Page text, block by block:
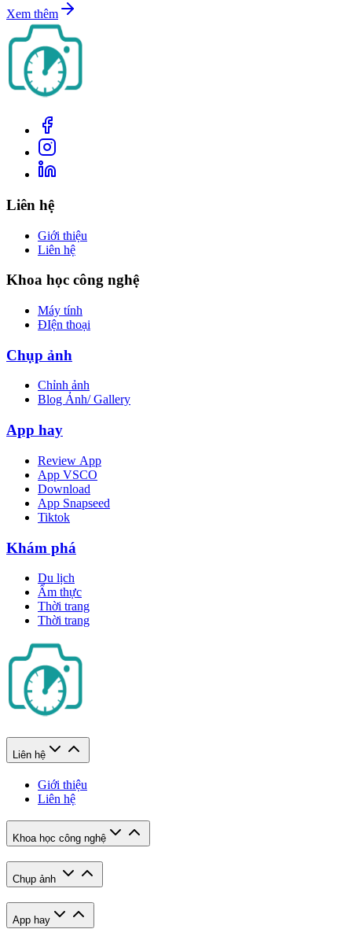
Xem thêm
Liên hệ
Giới thiệu
Liên hệ
Khoa học công nghệ
Máy tính
ĐIện thoại
Chụp ảnh
Chỉnh ảnh
Blog Ảnh/ Gallery
App hay
Review App
App VSCO
Download
App Snapseed
Tiktok
Khám phá
Du lịch
Ẩm thực
Thời trang
Thời trang
Liên hệ
Giới thiệu
Liên hệ
Khoa học công nghệ
Chụp ảnh
App hay